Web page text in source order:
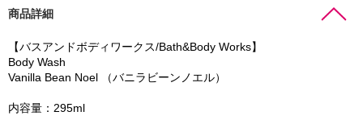
商品詳細
【バスアンドボディワークス/Bath&Body Works】
Body Wash
Vanilla Bean Noel （バニラビーンノエル）
内容量：295ml